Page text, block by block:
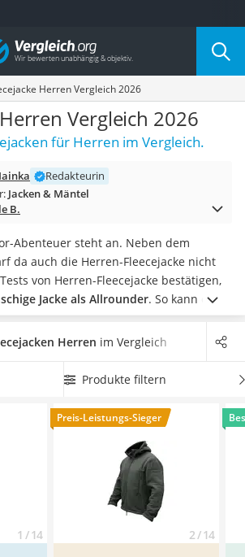
nach Kategorie
Herren Vergleich 2026
Vergleich 2026
für Herren im Vergleich.
Redakteurin
Jacken & Mäntel
B.
Abenteuer steht an. Neben dem
da auch die Herren-Fleecejacke nicht
von Herren-Fleecejacke bestätigen,
Jacke als Allrounder. So kann die
sowohlim Sommer als auch im
Neben demgeringen Eigengewicht
viele der besten Fleecejacken
Sie Produkte unterschiedlicher
Überzeugt hat uns hier im August
Modell
Audi Collection Fleecejacke
Herren im Vergleich
Produkte filtern
1 / 14
Preis-Leistungs-Sieger
2 / 14